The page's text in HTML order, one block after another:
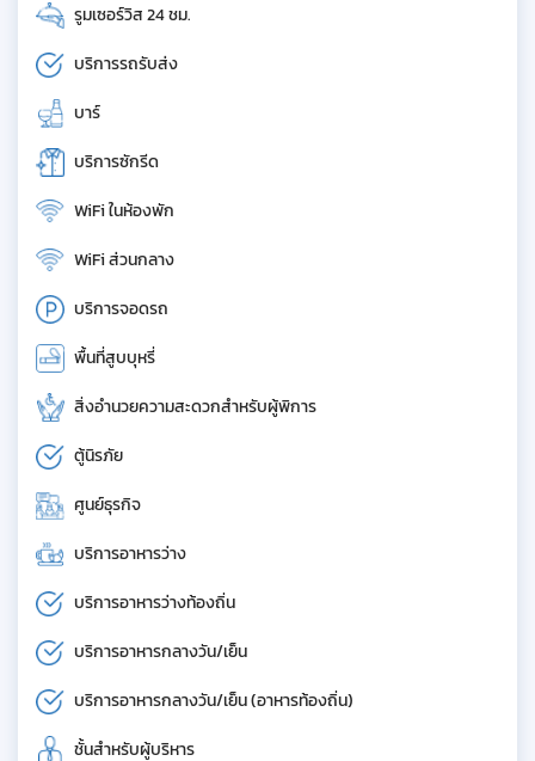
รูมเซอร์วิส 24 ชม.
บริการรถรับส่ง
บาร์
บริการซักรีด
WiFi ในห้องพัก
WiFi ส่วนกลาง
บริการจอดรถ
พื้นที่สูบบุหรี่
สิ่งอำนวยความสะดวกสำหรับผู้พิการ
ตู้นิรภัย
ศูนย์ธุรกิจ
บริการอาหารว่าง
บริการอาหารว่างท้องถิ่น
บริการอาหารกลางวัน/เย็น
บริการอาหารกลางวัน/เย็น (อาหารท้องถิ่น)
ชั้นสำหรับผู้บริหาร